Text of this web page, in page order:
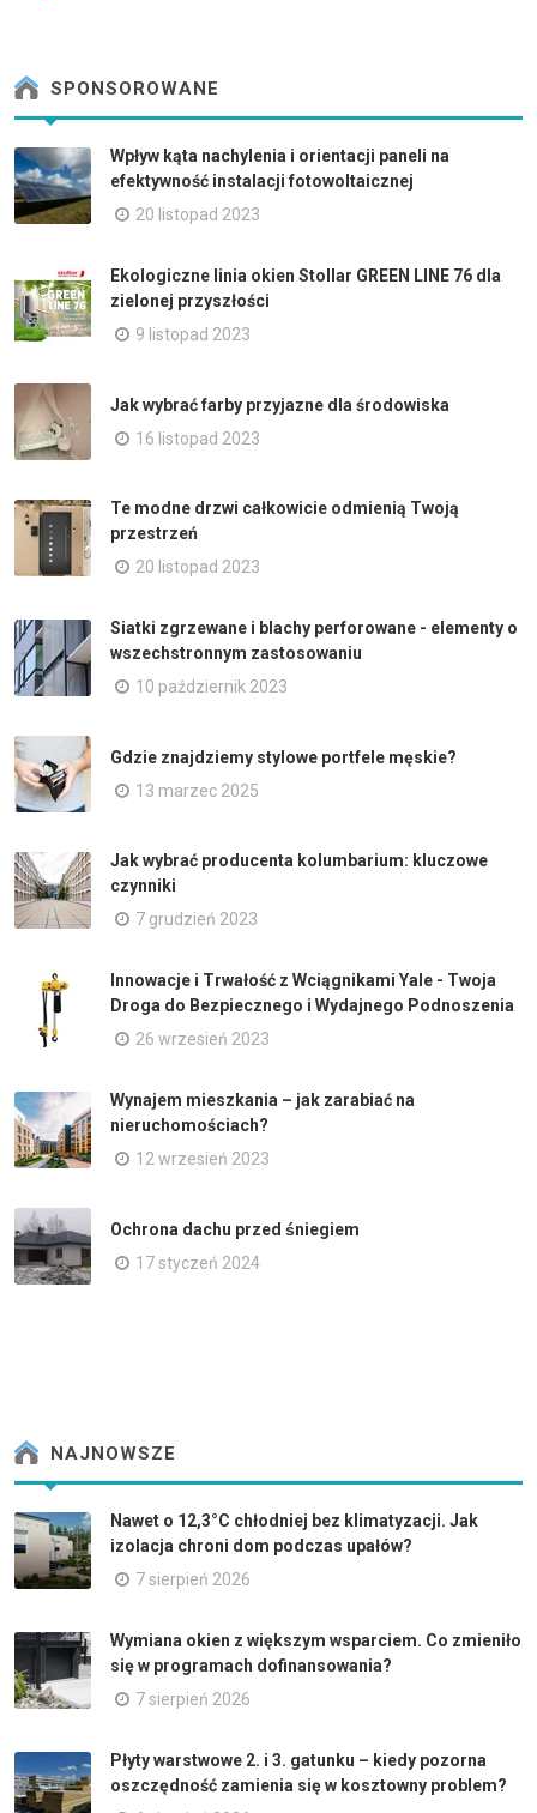
SPONSOROWANE
Wpływ kąta nachylenia i orientacji paneli na
efektywność instalacji fotowoltaicznej
20 listopad 2023
Ekologiczne linia okien Stollar GREEN LINE 76 dla
zielonej przyszłości
9 listopad 2023
Jak wybrać farby przyjazne dla środowiska
16 listopad 2023
Te modne drzwi całkowicie odmienią Twoją
przestrzeń
20 listopad 2023
Siatki zgrzewane i blachy perforowane - elementy o
wszechstronnym zastosowaniu
10 październik 2023
Gdzie znajdziemy stylowe portfele męskie?
13 marzec 2025
Jak wybrać producenta kolumbarium: kluczowe
czynniki
7 grudzień 2023
Innowacje i Trwałość z Wciągnikami Yale - Twoja
Droga do Bezpiecznego i Wydajnego Podnoszenia
26 wrzesień 2023
Wynajem mieszkania – jak zarabiać na
nieruchomościach?
12 wrzesień 2023
Ochrona dachu przed śniegiem
17 styczeń 2024
NAJNOWSZE
Nawet o 12,3°C chłodniej bez klimatyzacji. Jak
izolacja chroni dom podczas upałów?
7 sierpień 2026
Wymiana okien z większym wsparciem. Co zmieniło
się w programach dofinansowania?
7 sierpień 2026
Płyty warstwowe 2. i 3. gatunku – kiedy pozorna
oszczędność zamienia się w kosztowny problem?